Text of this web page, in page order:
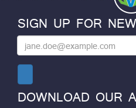
SIGN UP FOR
DOWNLOAD OUR